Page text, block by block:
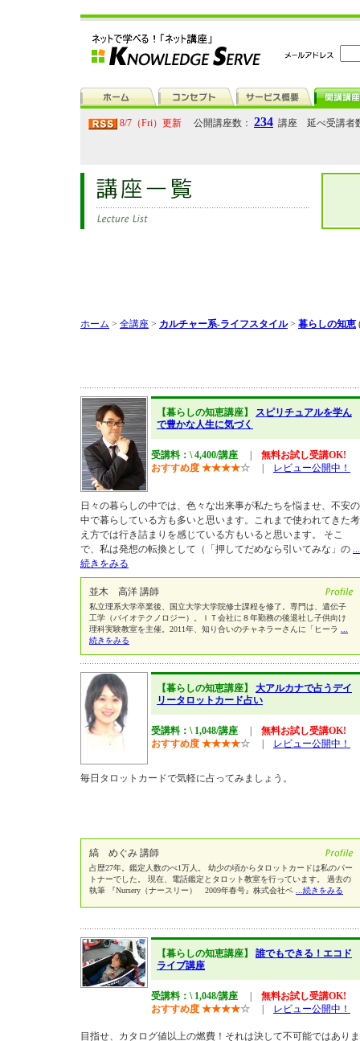
8/7（Fri）更新 公開講座数： 234 講座 延べ受講者
ホーム > 全講座 > カルチャー系-ライフスタイル> 暮らしの知恵
【暮らしの知恵講座】 スピリチュアルを学ん
で豊かな人生に気づく
受講料：\ 4,400/講座
無料お試し受講OK!
おすすめ度 ★★★★☆ レビュー公開中！
日々の暮らしの中では、色々な出来事が私たちを悩ませ、不安の
中で暮らしている方も多いと思います。これまで使われてきた考
え方では行き詰まりを感じている方もいると思います。 そこ
で、私は発想の転換として（「押してだめなら引いてみな」の ...
続きをみる
並木 高洋 講師
私立理系大学卒業後、国立大学大学院修士課程を修了。専門は、遺伝子
工学（バイオテクノロジー）。ＩＴ会社に８年勤務の後退社し子供向け
理科実験教室を主催。2011年、知り合いのチャネラーさんに「ヒーラ
続きをみる
【暮らしの知恵講座】 大アルカナで占うデイ
リータロットカード占い
受講料：\ 1,048/講座
無料お試し受講OK!
おすすめ度 ★★★★☆ レビュー公開中！
毎日タロットカードで気軽に占ってみましょう。
縞 めぐみ 講師
占歴27年。鑑定人数のべ1万人。 幼少の頃からタロットカードは私のパー
トナーでした。 現在、電話鑑定とタロット教室を行っています。 過去の
執筆 『Nursery（ナースリー） 2009年春号』株式会社ベ
...続きをみる
【暮らしの知恵講座】 誰でもできる！エコド
ライブ講座
受講料：\ 1,048/講座
無料お試し受講OK!
おすすめ度 ★★★★☆ レビュー公開中！
目指せ、カタログ値以上の燃費！それは決して不可能ではありま